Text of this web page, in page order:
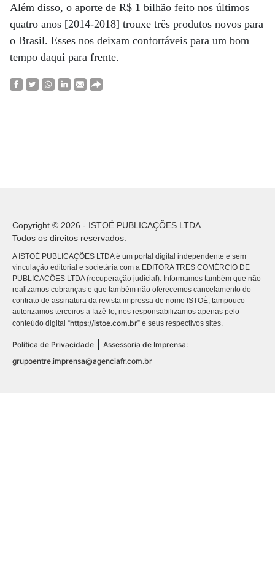
Além disso, o aporte de R$ 1 bilhão feito nos últimos
quatro anos [2014-2018] trouxe três produtos novos para
o Brasil. Esses nos deixam confortáveis para um bom
tempo daqui para frente.
Copyright © 2026 - ISTOÉ PUBLICAÇÕES LTDA
Todos os direitos reservados.
A ISTOÉ PUBLICAÇÕES LTDA é um portal digital independente e sem
vinculação editorial e societária com a EDITORA TRES COMÉRCIO DE
PUBLICACÕES LTDA (recuperação judicial). Informamos também que não
realizamos cobranças e que também não oferecemos cancelamento do
contrato de assinatura da revista impressa de nome ISTOÉ, tampouco
autorizamos terceiros a fazê-lo, nos responsabilizamos apenas pelo
conteúdo digital “https://istoe.com.br” e seus respectivos sites.
Política de Privacidade | Assessoria de Imprensa:
grupoentre.imprensa@agenciafr.com.br